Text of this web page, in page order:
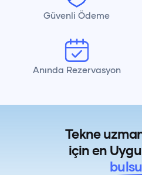
Güvenli Ödeme
Anında Rezervasyon
Tekne
için en